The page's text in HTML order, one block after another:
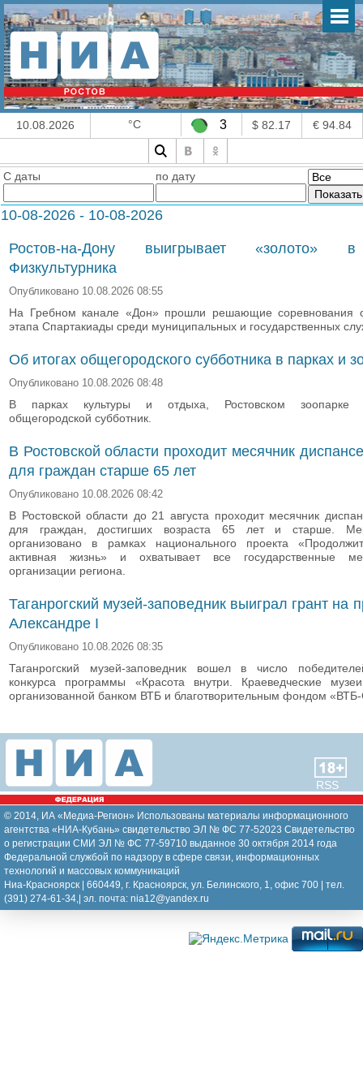
10.08.2026 °C 3 $ 82.17 € 94.84
С даты по дату
10-08-2026 - 10-08-2026
Ростов-на-Дону выигрывает «золото»
Физкультурника
Опубликовано 10.08.2026 08:55
На Гребном канале «Дон» прошли решающие соревнования
этапа Спартакиады среди муниципальных и государственных
Об итогах общегородского субботника в парках и
Опубликовано 10.08.2026 08:48
В парках культуры и отдыха, Ростовском зоопарке
общегородской субботник.
В Ростовской области проходит месячник
для граждан старше 65 лет
Опубликовано 10.08.2026 08:42
В Ростовской области до 21 августа проходит месячник
для граждан, достигших возраста 65 лет и старше.
организовано в рамках национального проекта
активная жизнь» и охватывает все государственные
организации региона.
Таганрогский музей-заповедник выиграл грант на
Александре I
Опубликовано 10.08.2026 08:35
Таганрогский музей-заповедник вошел в число
конкурса программы «Красота внутри. Краеведческие
организованной банком ВТБ и благотворительным фондом
RSS
© 2014, ИА «Медиа-Регион» Использованы материалы информационного
агентства «НИА-Кубань» свидетельство ЭЛ № ФС 77-52023 Свидетельство
о регистрации СМИ ЭЛ № ФС 77-59710 выданное 30 октября 2014 года
Федеральной службой по надзору в сфере связи, информационных
технологий и массовых коммуникаций
Ниа-Красноярск | 660449, г. Красноярск, ул. Белинского, 1, офис 700 | тел.
(391) 274-61-34,| эл. почта: nia12@yandex.ru